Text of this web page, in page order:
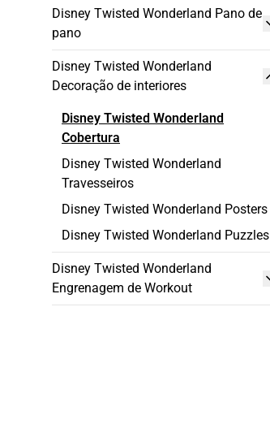
Disney Twisted Wonderland Pano de
pano
Disney Twisted Wonderland
Decoração de interiores
Disney Twisted Wonderland
Cobertura
Disney Twisted Wonderland
Travesseiros
Disney Twisted Wonderland Posters
Disney Twisted Wonderland Puzzles
Disney Twisted Wonderland
Engrenagem de Workout